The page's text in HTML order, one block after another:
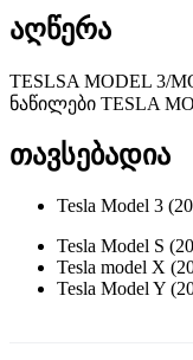
აღწერა
TESLSA MODEL 3/
ნაწილები TESLA
თავსებადია
Tesla Model 3
Tesla Model S
Tesla model X
Tesla Model Y